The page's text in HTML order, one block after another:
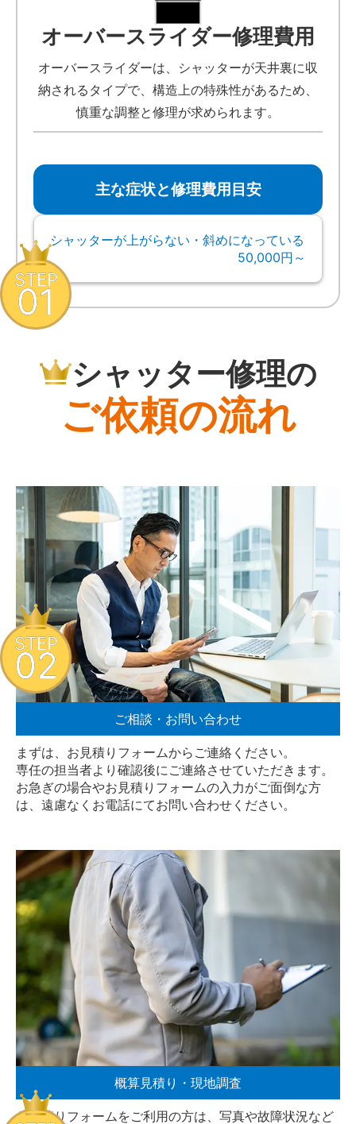
オーバースライダー修理費用
オーバースライダーは、シャッターが天井裏に収
納されるタイプで、構造上の特殊性があるため、
慎重な調整と修理が求められます。
主な症状と修理費用目安
シャッターが上がらない・斜めになっている
50,000円～
シャッター修理の
ご依頼の流れ
STEP
01
ご相談・お問い合わせ
まずは、お見積りフォームからご連絡ください。
専任の担当者より確認後にご連絡させていただきます。
お急ぎの場合やお見積りフォームの入力がご面倒な方
は、遠慮なく お電話にてお問い合わせください。
STEP
02
概算見積り・現地調査
お見積りフォームをご利用の方は、写真や故障状況など